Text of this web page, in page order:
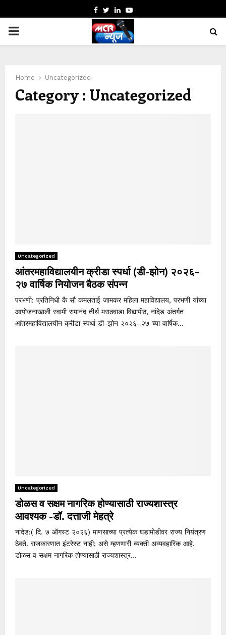
FACEBOOK
TWITTER
LINKEDIN
YOUTUBE
PRIMARY
Home Uncategorized
Category : Uncategorized
Uncategorized
आंतरमहाविद्यालयीन क्रीडा स्पर्धा (डी-झोन) २०२६–
२७ वार्षिक नियोजन बैठक संपन्न
परभणी: प्रतिनिधी कै सौ कमलताई जामकर महिला महाविद्यालय, परभणी यांच्या
आयोजनाखाली स्वामी रामानंद तीर्थ मराठवाडा विद्यापीठ, नांदेड अंतर्गत
आंतरमहाविद्यालयीन क्रीडा स्पर्धा डी-झोन २०२६–२७ च्या वार्षिक...
Uncategorized
डोळस व सक्षम नागरिक होण्यासाठी राज्यशास्त्र
आवश्यक -डॉ. दत्ताजी मेहत्रे
नांदेड:( दि. ७ ऑगस्ट २०२६) माणसाच्या प्रत्येक घडामोडीवर राज्य नियंत्रण
ठेवते. राजकारणात इंटरेस्ट नाही; असे म्हणणारी व्यक्ती अव्यवहारिक आहे.
डोळस व सक्षम नागरिक होण्यासाठी राज्यशास्त्र...